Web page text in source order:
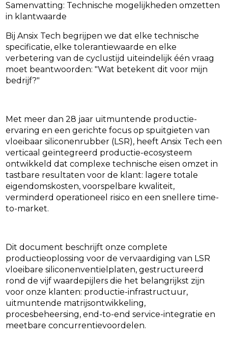
Samenvatting: Technische mogelijkheden omzetten
in klantwaarde
Bij Ansix Tech begrijpen we dat elke technische
specificatie, elke tolerantiewaarde en elke
verbetering van de cyclustijd uiteindelijk één vraag
moet beantwoorden: "Wat betekent dit voor mijn
bedrijf?"
Met meer dan 28 jaar uitmuntende productie-
ervaring en een gerichte focus op spuitgieten van
vloeibaar siliconenrubber (LSR), heeft Ansix Tech een
verticaal geïntegreerd productie-ecosysteem
ontwikkeld dat complexe technische eisen omzet in
tastbare resultaten voor de klant: lagere totale
eigendomskosten, voorspelbare kwaliteit,
verminderd operationeel risico en een snellere time-
to-market.
Dit document beschrijft onze complete
productieoplossing voor de vervaardiging van LSR
vloeibare siliconenventielplaten, gestructureerd
rond de vijf waardepijlers die het belangrijkst zijn
voor onze klanten: productie-infrastructuur,
uitmuntende matrijsontwikkeling,
procesbeheersing, end-to-end service-integratie en
meetbare concurrentievoordelen.